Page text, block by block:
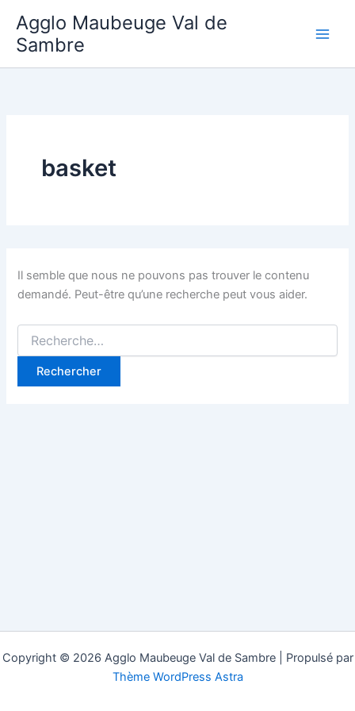
contenu
Agglo Maubeuge Val de
Sambre
basket
Il semble que nous ne pouvons pas trouver le contenu
demandé. Peut-être qu’une recherche peut vous aider.
Rechercher :
Copyright © 2026 Agglo Maubeuge Val de Sambre | Propulsé par
Thème WordPress Astra